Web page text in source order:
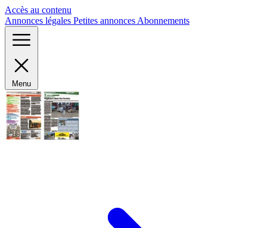
Accès au contenu
Annonces légales Petites annonces Abonnements
Menu
Panneau de gestion des cookies